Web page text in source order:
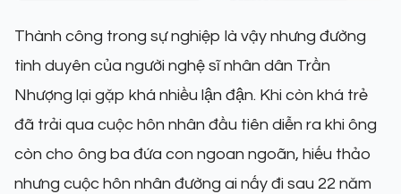
Thành công trong sự nghiệp là vậy nhưng đường
tình duyên của người nghệ sĩ nhân dân Trần
Nhượng lại gặp khá nhiều lận đận. Khi còn khá trẻ
đã trải qua cuộc hôn nhân đầu tiên diễn ra khi ông
còn cho ông ba đứa con ngoan ngoãn, hiếu thảo
nhưng cuộc hôn nhân đường ai nấy đi sau 22 năm